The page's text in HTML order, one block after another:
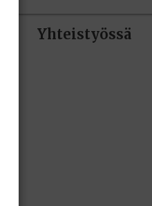
Yhteistyössä